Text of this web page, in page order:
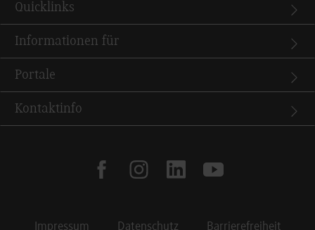
Quicklinks
Informationen für
Portale
Kontaktinfo
facebookinstagramlinkedin youtube